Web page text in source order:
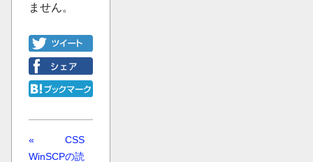
ません。
«
WinSCP
CSS
の読